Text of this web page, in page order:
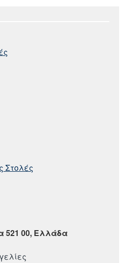
521 00, Ελλάδα